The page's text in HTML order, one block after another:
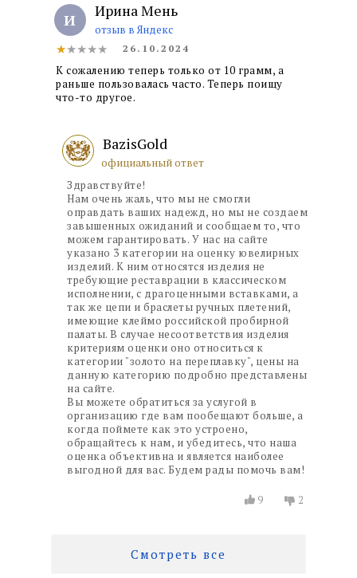
И Ирина Мень
26.10.2024
К сожалению теперь только от 10 грамм, а
раньше пользовалась часто. Теперь поищу
что-то другое.
★★★★★
отзыв в Яндекс
Здравствуйте!
Нам очень жаль, что мы не смогли
оправдать ваших надежд, но мы не создаем
завышенных ожиданий и сообщаем то, что
можем гарантировать. У нас на сайте
указано 3 категории на оценку ювелирных
изделий. К ним относятся изделия не
требующие реставрации в классическом
исполнении, с драгоценными вставками, а
так же цепи и браслеты ручных плетений,
имеющие клеймо российской пробирной
палаты. В случае несоответствия изделия
критериям оценки оно относиться к
категории "золото на переплавку", цены на
данную категорию подробно представлены
на сайте.
Вы можете обратиться за услугой в
организацию где вам пообещают больше, а
когда поймете как это устроено,
обращайтесь к нам, и убедитесь, что наша
оценка объективна и является наиболее
выгодной для вас. Будем рады помочь вам!
BazisGold
официальный ответ
9 2
Смотреть все